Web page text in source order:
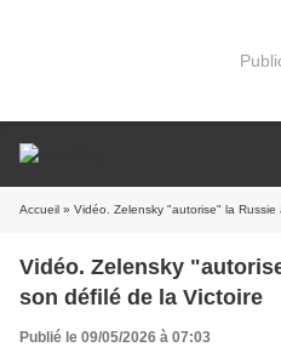
Accueil » Vidéo. Zelensky "autorise" la
Vidéo. Zelensky
son défilé de la Victoire
Publié le 09/05/2026 à 07:03